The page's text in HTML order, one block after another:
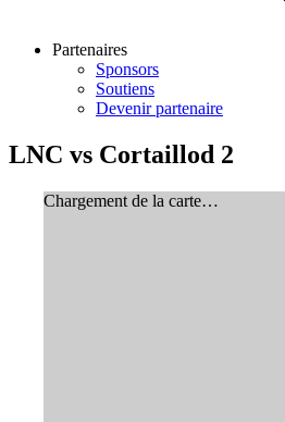
Partenaires
Sponsors
Soutiens
Devenir partenaire
LNC vs Cortaillod 2
Chargement de la carte…